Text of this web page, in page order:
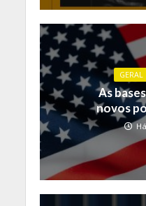
GERAL
As
novos